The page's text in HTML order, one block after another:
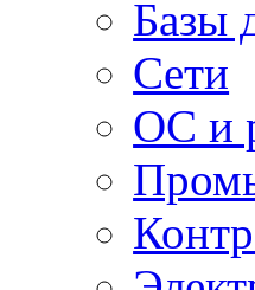
Базы
Сети
ОС и